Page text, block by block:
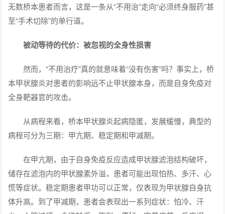
无数桥本患者而言，这是一条从“不用治”走向“必须终身服药”甚
至“手术切除”的单行道。
被动等待的代价：被忽视的全身性损害
然而，“不用治疗”真的就意味着“没有伤害”吗？事实上，桥
本甲状腺炎对患者的影响远不止甲状腺本身，而是自身免疫对
全身靶器官的攻击。
从病程来看，桥本甲状腺炎起病隐匿，发展缓慢，典型的
病程可分为三期：甲亢期、稳定期和甲减期。
在甲亢期，由于自身免疫反应造成甲状腺滤泡结构破坏，
储存在滤泡内的甲状腺素外溢，患者可能出现怕热、多汗、心
慌等症状。稳定期患者甲功可以正常，仅表现为甲状腺自身抗
体升高。到了甲减期，患者会表现出一系列症状：怕冷、汗